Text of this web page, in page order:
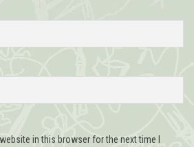
in this browser for the next time I